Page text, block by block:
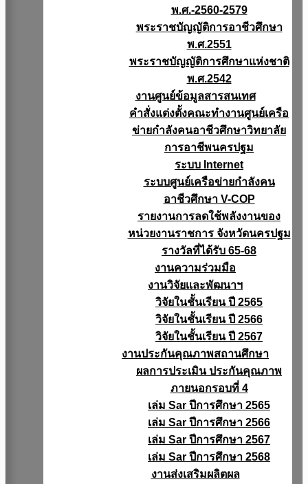
พ.ศ.-2560-2579
พระราชบัญญัติการอาชีวศึกษา
พ.ศ.2551
พระราชบัญญัติการศึกษาแห่งชาติ
พ.ศ.2542
งานศูนย์ข้อมูลสารสนเทศ
คำสั่งแต่งตั้งคณะทำงานศูนย์เครือ
ข่ายกำลังคนอาชีวศึกษาวิทยาลัย
การอาชีพนครปฐม
ระบบ Internet
ระบบศูนย์เครือข่ายกำลังคน
อาชีวศึกษา V-COP
รายงานการลดใช้พลังงานของ
หน่วยงานราชการ จังหวัดนครปฐม
รางวัลที่ได้รับ 65-68
งานความร่วมมือ
งานวิจัยเเละพัฒนาฯ
วิจัยในชั้นเรียน ปี 2565
วิจัยในชั้นเรียน ปี 2566
วิจัยในชั้นเรียน ปี 2567
งานประกันคุณภาพสถานศึกษา
ผลการประเมิน ประกันคุณภาพ
ภายนอกรอบที่ 4
เล่ม Sar ปีการศึกษา 2565
เล่ม Sar ปีการศึกษา 2566
เล่ม Sar ปีการศึกษา 2567
เล่ม Sar ปีการศึกษา 2568
งานส่งเสริมผลิตผล